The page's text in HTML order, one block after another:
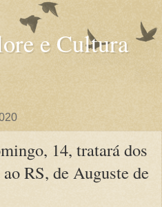
e Cultura
14, tratará dos
RS, de Auguste de